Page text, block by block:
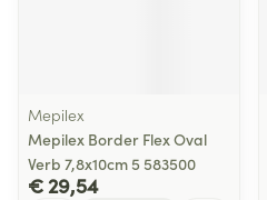
Mepilex
Mepilex Border Flex Oval
Verb 7,8x10cm 5 583500
€ 29,54